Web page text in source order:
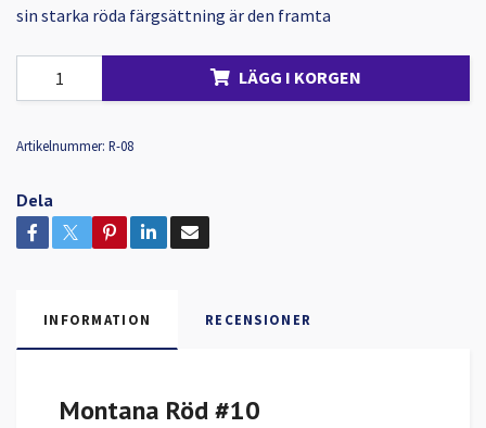
sin starka röda färgsättning är den framta
LÄGG I KORGEN
Artikelnummer: R-08
Dela
INFORMATION RECENSIONER
Montana Röd #10